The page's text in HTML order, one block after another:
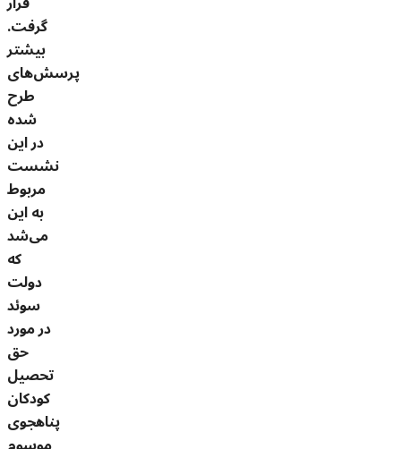
گرفت.
بیشتر
پرسش‌های
طرح
شده
در این
نشست
مربوط
به این
می‌شد
که
دولت
سوئد
در مورد
حق
تحصیل
کودکان
پناهجوی